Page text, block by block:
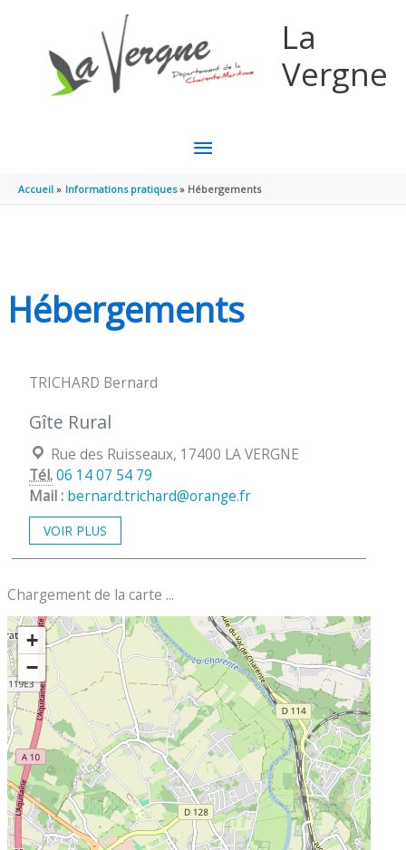
La
Vergne
MENU
PRINCIPAL
Accueil Informations pratiques Hébergements
Hébergements
TRICHARD Bernard
Gîte Rural
Localisation :
Rue des Ruisseaux, 17400 LA VERGNE
Tél.06 14 07 54 79
Mail : bernard.trichard@orange.fr
VOIR PLUS
Chargement de la carte ...
+
−